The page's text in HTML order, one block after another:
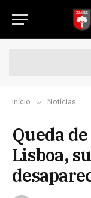
Início » Notícias
Queda
Lisboa,